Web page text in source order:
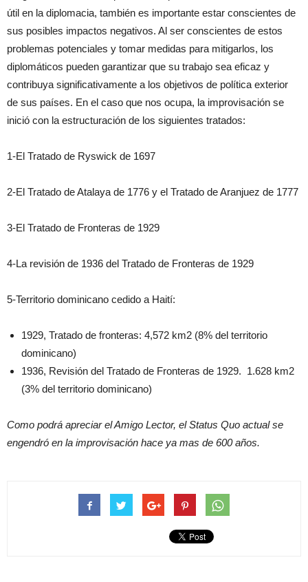
útil en la diplomacia, también es importante estar conscientes de
sus posibles impactos negativos. Al ser conscientes de estos
problemas potenciales y tomar medidas para mitigarlos, los
diplomáticos pueden garantizar que su trabajo sea eficaz y
contribuya significativamente a los objetivos de política exterior
de sus países. En el caso que nos ocupa, la improvisación se
inició con la estructuración de los siguientes tratados:
1-El Tratado de Ryswick de 1697
2-El Tratado de Atalaya de 1776 y el Tratado de Aranjuez de 1777
3-El Tratado de Fronteras de 1929
4-La revisión de 1936 del Tratado de Fronteras de 1929
5-Territorio dominicano cedido a Haití:
1929, Tratado de fronteras: 4,572 km2 (8% del territorio
dominicano)
1936, Revisión del Tratado de Fronteras de 1929. 1.628 km2
(3% del territorio dominicano)
Como podrá apreciar el Amigo Lector, el Status Quo actual se
engendró en la improvisación hace ya mas de 600 años.